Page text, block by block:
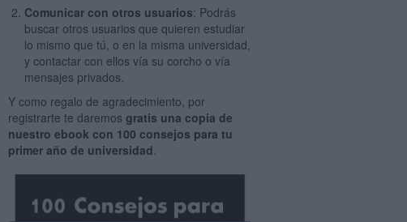
Comunicar con otros usuarios: Podrás
buscar otros usuarios que quieren estudiar
lo mismo que tú, o en la misma universidad,
y contactar con ellos vía su corcho o vía
mensajes privados.
Y como regalo de agradecimiento, por
registrarte te daremosgratis una copia de
nuestro ebook con 100 consejos para tu
primer año de universidad.